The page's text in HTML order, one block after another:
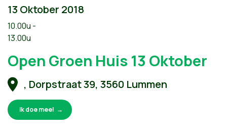
13 Oktober 2018
10.00u -
13.00u
Open Groen Huis 13 Oktober
, Dorpstraat 39, 3560 Lummen
Ik doe mee!